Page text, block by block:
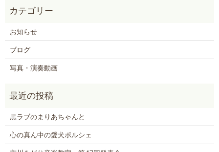
お知らせ
ブログ
写真・演奏動画
黒ラブのまりあちゃんと
心の真ん中の愛犬ポルシェ